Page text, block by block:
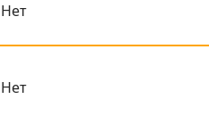
Нет
Нет